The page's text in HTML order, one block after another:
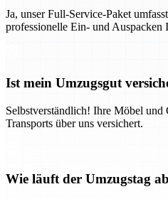
Ja, unser Full-Service-Paket
professionelle Ein- und Auspacken
Ist mein Umzugsgut
Selbstverständlich! Ihre Möbel und
Transports über uns versichert.
Wie läuft der Umzugstag